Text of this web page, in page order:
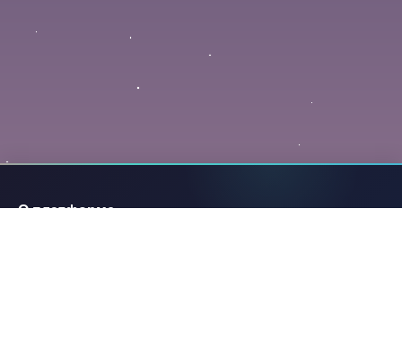
О платформе